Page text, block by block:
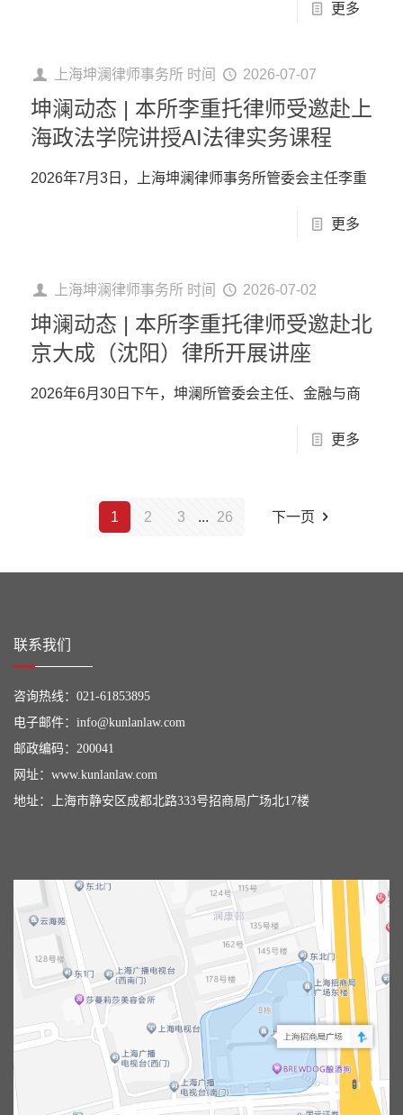
更多
上海坤澜律师事务所 时间 2026-07-07
坤澜动态 | 本所李重托律师受邀赴上
海政法学院讲授AI法律实务课程
2026年7月3日，上海坤澜律师事务所管委会主任李重
更多
上海坤澜律师事务所 时间 2026-07-02
坤澜动态 | 本所李重托律师受邀赴北
京大成（沈阳）律所开展讲座
2026年6月30日下午，坤澜所管委会主任、金融与商
更多
1 2 3 ... 26 下一页
联系我们
咨询热线： 021-61853895
电子邮件： info@kunlanlaw.com
邮政编码：200041
网址： www.kunlanlaw.com
地址：上海市静安区成都北路333号招商局广场北17楼